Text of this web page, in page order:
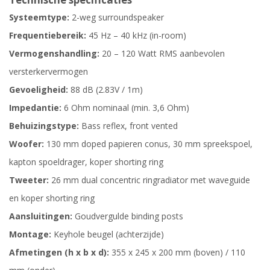
Systeemtype: 2-weg surroundspeaker
Frequentiebereik: 45 Hz – 40 kHz (in-room)
Vermogenshandling: 20 – 120 Watt RMS aanbevolen
versterkervermogen
Gevoeligheid: 88 dB (2.83V / 1m)
Impedantie: 6 Ohm nominaal (min. 3,6 Ohm)
Behuizingstype: Bass reflex, front vented
Woofer: 130 mm doped papieren conus, 30 mm spreekspoel,
kapton spoeldrager, koper shorting ring
Tweeter: 26 mm dual concentric ringradiator met waveguide
en koper shorting ring
Aansluitingen: Goudvergulde binding posts
Montage: Keyhole beugel (achterzijde)
Afmetingen (h x b x d): 355 x 245 x 200 mm (boven) / 110